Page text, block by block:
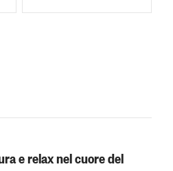
e relax nel cuore del